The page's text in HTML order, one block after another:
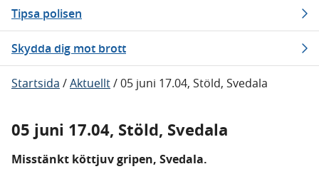
Tipsa polisen
Skydda dig mot brott
Startsida /Aktuellt/05 juni 17.04, Stöld, Svedala
05 juni 17.04, Stöld, Svedala
Misstänkt köttjuv gripen, Svedala.